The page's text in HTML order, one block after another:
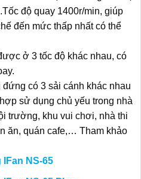
độ quay 1400r/min, giúp
đến mức thấp nhất có thể
ở 3 tốc độ khác nhau, có
có 3 sải cánh khác nhau
sử dụng chủ yếu trong nhà
trường, khu vui chơi, nhà thi
ăn, quán cafe,… Tham khảo
NS-65